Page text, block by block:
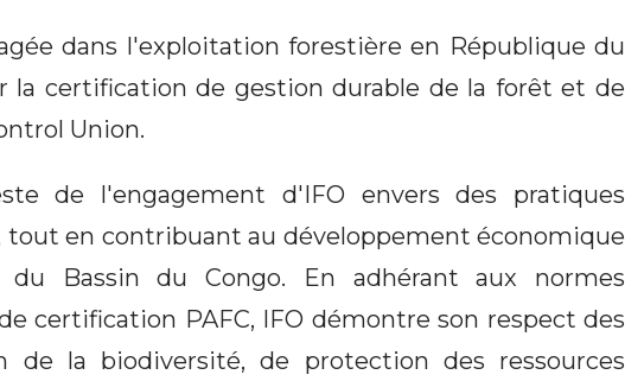
dans l'exploitation forestière en République du
la certification de gestion durable de la forêt et de
Union.
de l'engagement d'IFO envers des pratiques
tout en contribuant au développement économique
Bassin du Congo. En adhérant aux normes
certification PAFC, IFO démontre son respect des
de la biodiversité, de protection des ressources